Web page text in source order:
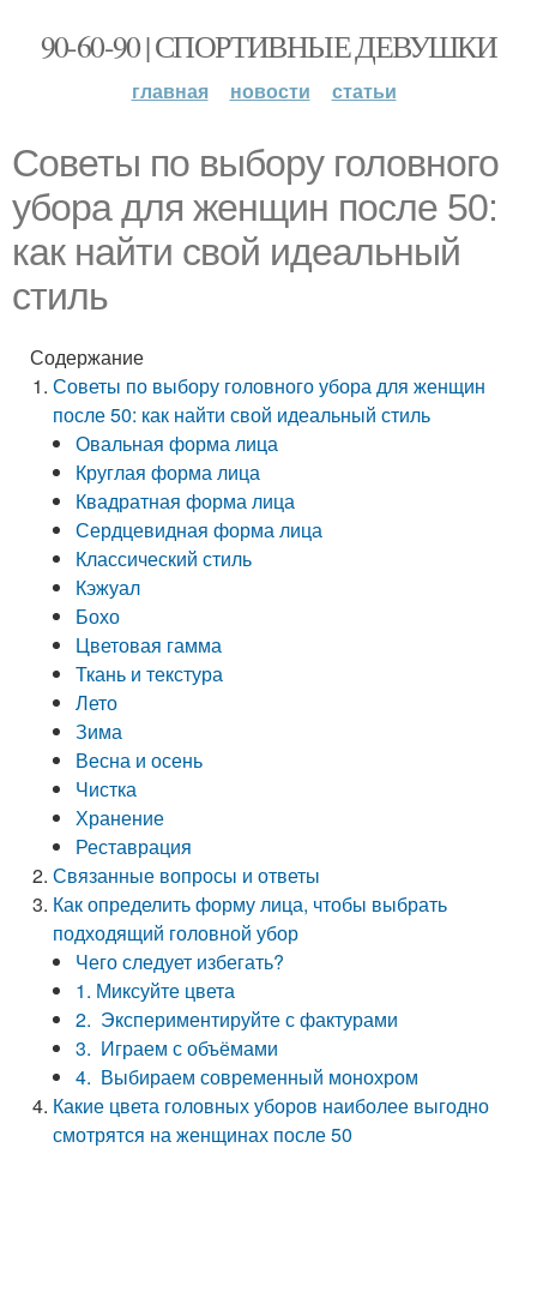
90-60-90 | СПОРТИВНЫЕ ДЕВУШКИ
главная новости статьи
Советы по выбору головного
убора для женщин после 50:
как найти свой идеальный
стиль
Содержание
Советы по выбору головного убора для женщин
после 50: как найти свой идеальный стиль
Овальная форма лица
Круглая форма лица
Квадратная форма лица
Сердцевидная форма лица
Классический стиль
Кэжуал
Бохо
Цветовая гамма
Ткань и текстура
Лето
Зима
Весна и осень
Чистка
Хранение
Реставрация
Связанные вопросы и ответы
Как определить форму лица, чтобы выбрать
подходящий головной убор
Чего следует избегать?
1. Миксуйте цвета
2. Экспериментируйте с фактурами
3. Играем с объёмами
4. Выбираем современный монохром
Какие цвета головных уборов наиболее выгодно
смотрятся на женщинах после 50